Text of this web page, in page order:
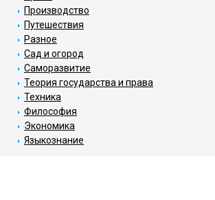
Производство
Путешествия
Разное
Сад и огород
Саморазвитие
Теория государства и права
Техника
Философия
Экономика
Языкознание